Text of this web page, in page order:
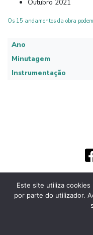
Outubro 2021
Os 15 andamentos da obra
Ano
Minutagem
Instrumentação
Este site utiliza cookies
por parte do utilizador.